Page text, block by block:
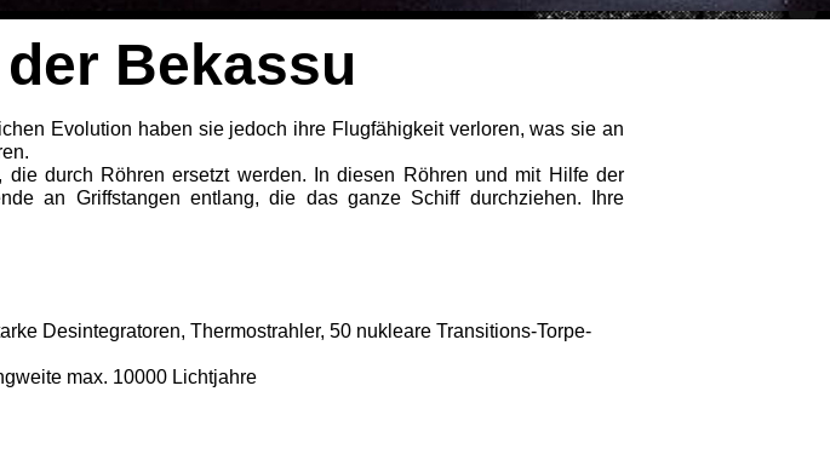
Bekassu
Evolution haben sie jedoch ihre Flugfähigkeit verloren, was sie an
durch Röhren ersetzt werden. In diesen Röhren und mit Hilfe der
an Griffstangen entlang, die das ganze Schiff durchzie­hen. Ihre
Desintegrato­ren, Thermostrahler, 50 nukleare Transitions-Torpe-
max. 10000 Lichtjahre